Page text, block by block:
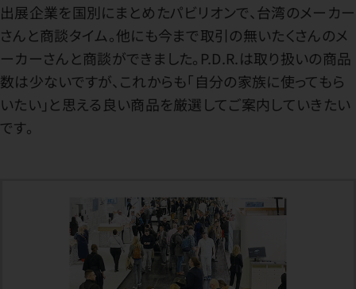
出展企業を国別にまとめたパビリオンで、台湾のメーカー
さんと商談タイム。他にも今まで取引の無いたくさんのメ
ーカーさんと商談ができました。P.D.R.は取り扱いの商品
数は少ないですが、これからも「自分の家族に使ってもら
いたい」と思える良い商品を厳選してご案内していきたい
です。